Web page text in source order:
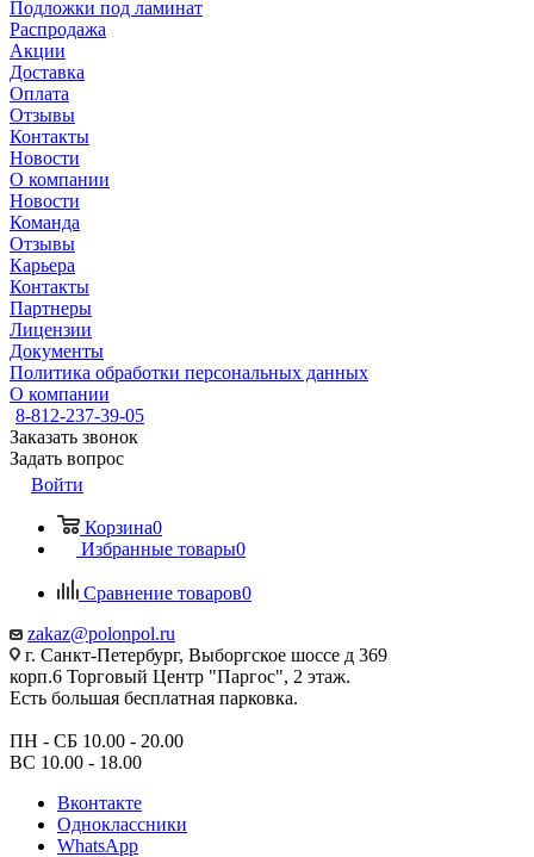
Подложки под ламинат
Распродажа
Акции
Доставка
Оплата
Отзывы
Контакты
Новости
О компании
Новости
Команда
Отзывы
Карьера
Контакты
Партнеры
Лицензии
Документы
Политика обработки персональных данных
О компании
8-812-237-39-05
Заказать звонок
Задать вопрос
Войти
Корзина0
Избранные товары0
Сравнение товаров0
zakaz@polonpol.ru
г. Санкт-Петербург, Выборгское шоссе д 369
корп.6 Торговый Центр "Паргос", 2 этаж.
Есть большая бесплатная парковка.
ПН - СБ 10.00 - 20.00
ВС 10.00 - 18.00
Вконтакте
Одноклассники
WhatsApp